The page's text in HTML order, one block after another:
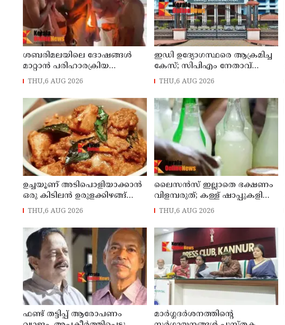
ശബരിമലയിലെ ദോഷങ്ങൾ
മാറ്റാൻ പരിഹാരക്രിയ
ആരംഭിച്ച് ദേവസ്വം; 25
THU,6 AUG 2026
ഇഡി ഉദ്യോഗസ്ഥരെ ആക്രമിച്ച
കേസ്; സിപിഎം നേതാവ്
ഐപി ബിനു അടക്കം ആറു
THU,6 AUG 2026
ഉച്ചയൂണ് അടിപൊളിയാക്കാൻ
ഒരു കിടിലൻ ഉരുളക്കിഴങ്ങ്
തീയൽ
THU,6 AUG 2026
ലൈസന്‍സ് ഇല്ലാതെ ഭക്ഷണം
വിളമ്പരുത്; കള്ള് ഷാപ്പുകളിലെ
ഭക്ഷണ വിതരണത്തിന്
ഭക്ഷ്യസുരക്ഷാ ലൈസന്‍സ്
കര്‍ശനമാക്കി എക്‌സൈസ്
THU,6 AUG 2026
ഫണ്ട് തട്ടിപ്പ് ആരോപണം
മാർഗ്ഗദർശനത്തിന്റെ